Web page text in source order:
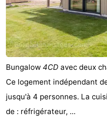
Bungalow 4CD avec deux
Ce logement indépendant
jusqu'à 4 personnes. La
de : réfrigérateur, ...